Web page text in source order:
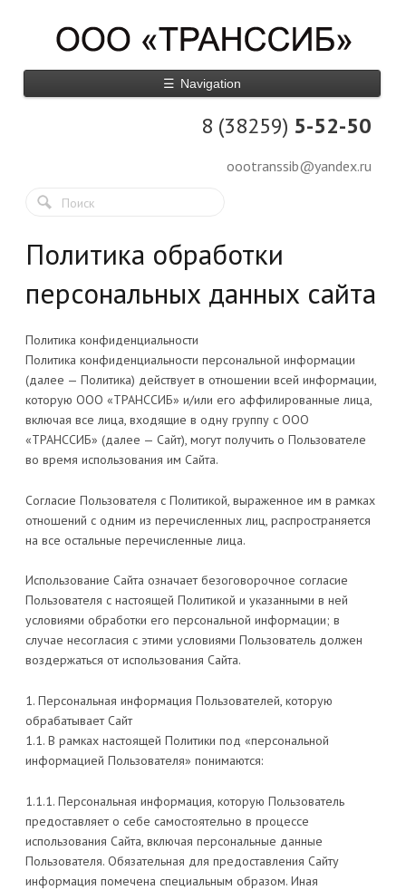
☰ Navigation
8 (38259) 5-52-50
oootranssib@yandex.ru
Политика обработки
персональных данных сайта
Политика конфиденциальности
Политика конфиденциальности персональной информации
(далее — Политика) действует в отношении всей информации,
которую ООО «ТРАНССИБ» и/или его аффилированные лица,
включая все лица, входящие в одну группу с ООО
«ТРАНССИБ» (далее — Сайт), могут получить о Пользователе
во время использования им Сайта.
Согласие Пользователя с Политикой, выраженное им в рамках
отношений с одним из перечисленных лиц, распространяется
на все остальные перечисленные лица.
Использование Сайта означает безоговорочное согласие
Пользователя с настоящей Политикой и указанными в ней
условиями обработки его персональной информации; в
случае несогласия с этими условиями Пользователь должен
воздержаться от использования Сайта.
1. Персональная информация Пользователей, которую
обрабатывает Сайт
1.1. В рамках настоящей Политики под «персональной
информацией Пользователя» понимаются:
1.1.1. Персональная информация, которую Пользователь
предоставляет о себе самостоятельно в процессе
использования Сайта, включая персональные данные
Пользователя. Обязательная для предоставления Сайту
информация помечена специальным образом. Иная